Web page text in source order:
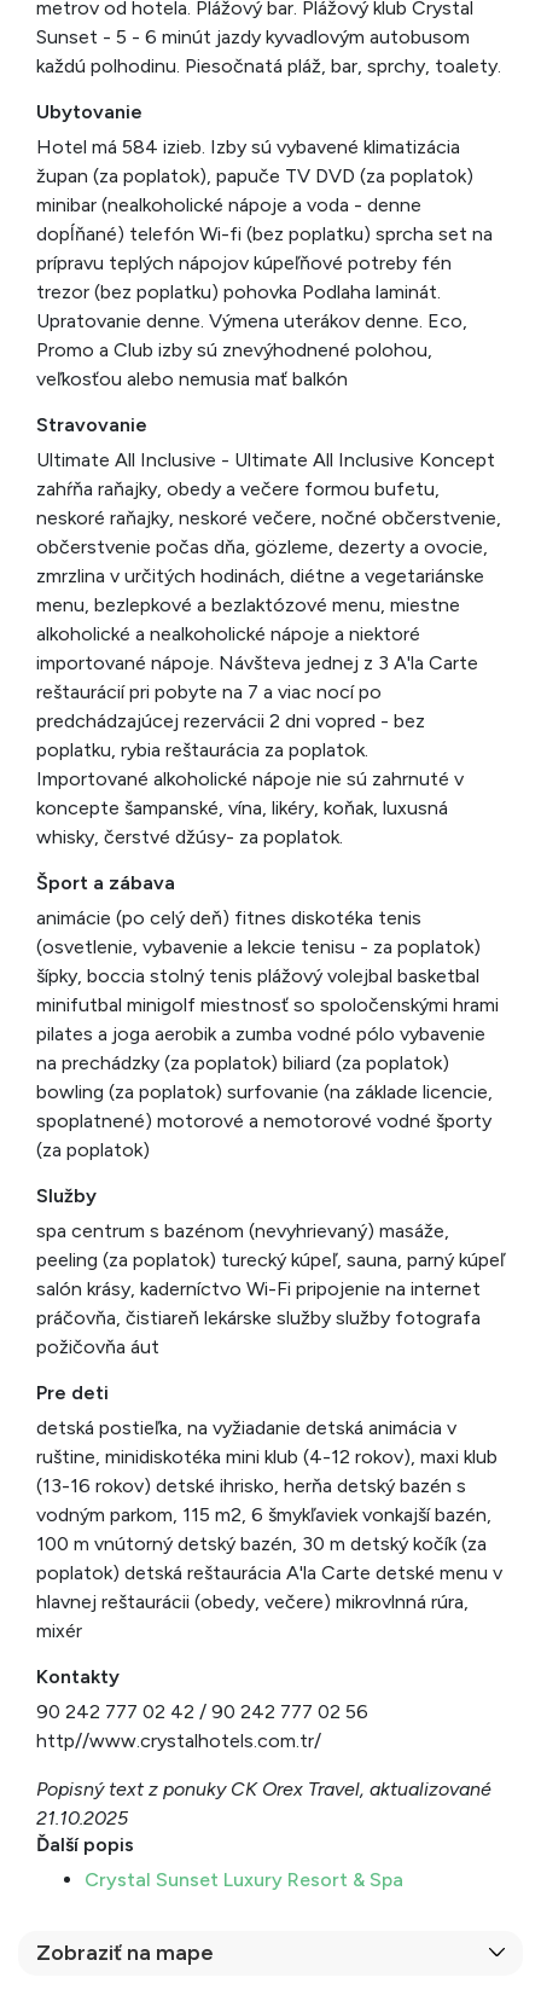
metrov od hotela. Plážový bar. Plážový klub Crystal
Sunset - 5 - 6 minút jazdy kyvadlovým autobusom
každú polhodinu. Piesočnatá pláž, bar, sprchy, toalety.
Ubytovanie
Hotel má 584 izieb. Izby sú vybavené klimatizácia
župan (za poplatok), papuče TV DVD (za poplatok)
minibar (nealkoholické nápoje a voda - denne
dopĺňané) telefón Wi-fi (bez poplatku) sprcha set na
prípravu teplých nápojov kúpeľňové potreby fén
trezor (bez poplatku) pohovka Podlaha laminát.
Upratovanie denne. Výmena uterákov denne. Eco,
Promo a Club izby sú znevýhodnené polohou,
veľkosťou alebo nemusia mať balkón
Stravovanie
Ultimate All Inclusive - Ultimate All Inclusive Koncept
zahŕňa raňajky, obedy a večere formou bufetu,
neskoré raňajky, neskoré večere, nočné občerstvenie,
občerstvenie počas dňa, gözleme, dezerty a ovocie,
zmrzlina v určitých hodinách, diétne a vegetariánske
menu, bezlepkové a bezlaktózové menu, miestne
alkoholické a nealkoholické nápoje a niektoré
importované nápoje. Návšteva jednej z 3 A'la Carte
reštaurácií pri pobyte na 7 a viac nocí po
predchádzajúcej rezervácii 2 dni vopred - bez
poplatku, rybia reštaurácia za poplatok.
Importované alkoholické nápoje nie sú zahrnuté v
koncepte šampanské, vína, likéry, koňak, luxusná
whisky, čerstvé džúsy- za poplatok.
Šport a zábava
animácie (po celý deň) fitnes diskotéka tenis
(osvetlenie, vybavenie a lekcie tenisu - za poplatok)
šípky, boccia stolný tenis plážový volejbal basketbal
minifutbal minigolf miestnosť so spoločenskými hrami
pilates a joga aerobik a zumba vodné pólo vybavenie
na prechádzky (za poplatok) biliard (za poplatok)
bowling (za poplatok) surfovanie (na základe licencie,
spoplatnené) motorové a nemotorové vodné športy
(za poplatok)
Služby
spa centrum s bazénom (nevyhrievaný) masáže,
peeling (za poplatok) turecký kúpeľ, sauna, parný kúpeľ
salón krásy, kaderníctvo Wi-Fi pripojenie na internet
práčovňa, čistiareň lekárske služby služby fotografa
požičovňa áut
Pre deti
detská postieľka, na vyžiadanie detská animácia v
ruštine, minidiskotéka mini klub (4-12 rokov), maxi klub
(13-16 rokov) detské ihrisko, herňa detský bazén s
vodným parkom, 115 m2, 6 šmykľaviek vonkajší bazén,
100 m vnútorný detský bazén, 30 m detský kočík (za
poplatok) detská reštaurácia A'la Carte detské menu v
hlavnej reštaurácii (obedy, večere) mikrovlnná rúra,
mixér
Kontakty
90 242 777 02 42 / 90 242 777 02 56
http//www.crystalhotels.com.tr/
Popisný text z ponuky CK Orex Travel, aktualizované
21.10.2025
Ďalší popis
Crystal Sunset Luxury Resort & Spa
Zobraziť na mape